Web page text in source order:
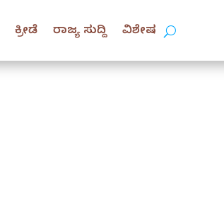
ಕ್ರೀಡೆ ರಾಜ್ಯ ಸುದ್ದಿ ವಿಶೇಷ